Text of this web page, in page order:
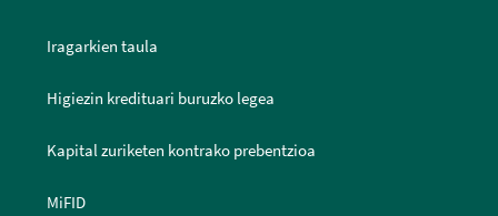
Iragarkien taula
Higiezin kredituari buruzko legea
Kapital zuriketen kontrako prebentzioa
MiFID